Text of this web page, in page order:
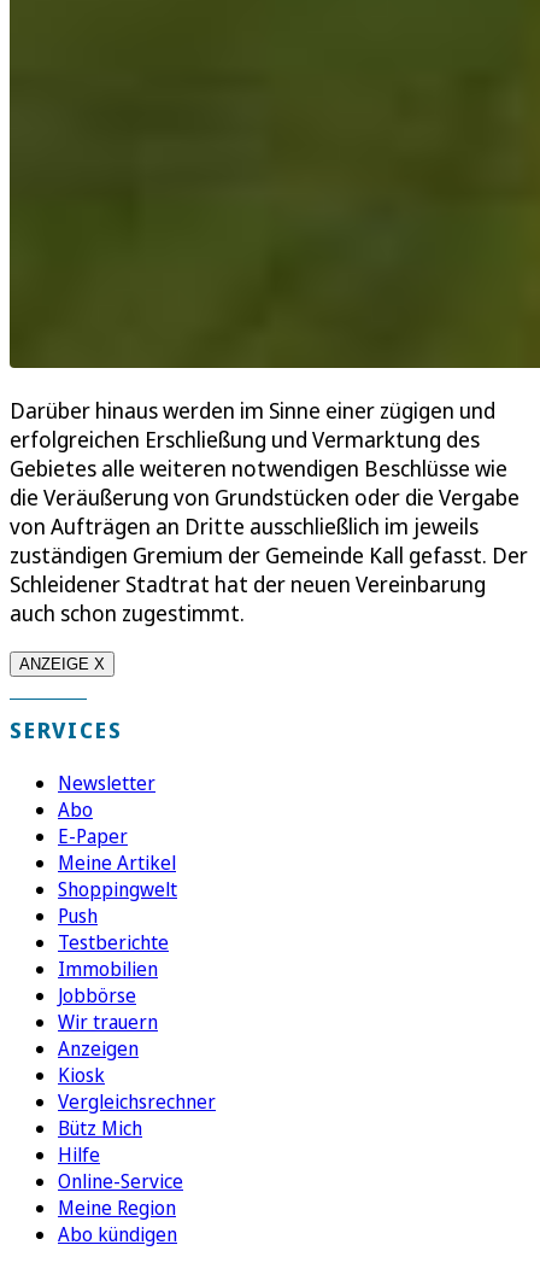
Darüber hinaus werden im Sinne einer zügigen und
erfolgreichen Erschließung und Vermarktung des
Gebietes alle weiteren notwendigen Beschlüsse wie
die Veräußerung von Grundstücken oder die Vergabe
von Aufträgen an Dritte ausschließlich im jeweils
zuständigen Gremium der Gemeinde Kall gefasst. Der
Schleidener Stadtrat hat der neuen Vereinbarung
auch schon zugestimmt.
ANZEIGE X
SERVICES
Newsletter
Abo
E-Paper
Meine Artikel
Shoppingwelt
Push
Testberichte
Immobilien
Jobbörse
Wir trauern
Anzeigen
Kiosk
Vergleichsrechner
Bütz Mich
Hilfe
Online-Service
Meine Region
Abo kündigen